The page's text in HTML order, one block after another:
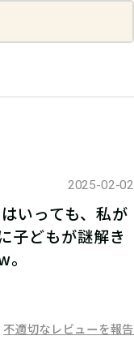
2025-02-02
いっても、私が
子どもが謎解き
不適切なレビューを報告